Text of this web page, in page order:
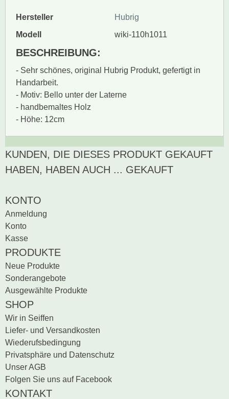
Hersteller
Hubrig
Modell
wiki-110h1011
BESCHREIBUNG:
- Sehr schönes, original Hubrig Produkt, gefertigt in
Handarbeit.
- Motiv: Bello unter der Laterne
- handbemaltes Holz
- Höhe: 12cm
BEWERTUNG SCHREIBEN
Zur Zeit gibt es keine
Produktrezensionen.
KUNDEN, DIE DIESES PRODUKT GEKAUFT
HABEN, HABEN AUCH ... GEKAUFT
KONTO
Anmeldung
Konto
Kasse
PRODUKTE
Neue Produkte
Sonderangebote
Ausgewählte Produkte
SHOP
Wir in Seiffen
Liefer- und Versandkosten
Wiederufsbedingung
Privatsphäre und Datenschutz
Unser AGB
Folgen Sie uns auf Facebook
KONTAKT